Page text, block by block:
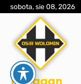
Skip
content
sobota, sie 08, 2026